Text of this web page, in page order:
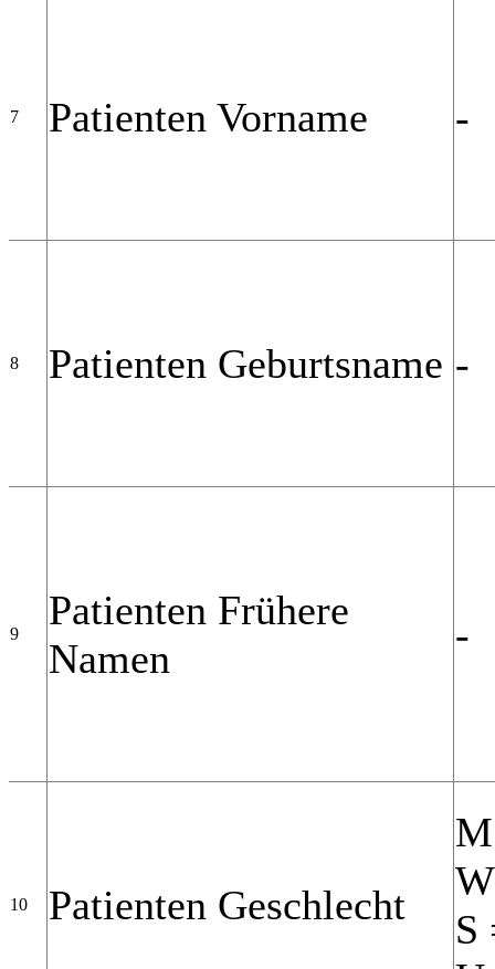
7 Patienten Vorname -
8 Patienten Geburtsname -
9
Patienten Frühere
Namen
-
10 Patienten Geschlecht
S